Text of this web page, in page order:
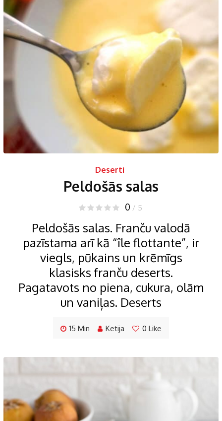
Deserti
Peldošās salas
0 / 5
Peldošās salas. Franču valodā
pazīstama arī kā “île flottante”, ir
viegls, pūkains un krēmīgs
klasisks franču deserts.
Pagatavots no piena, cukura, olām
un vaniļas. Deserts
15 Min Ketija 0 Like